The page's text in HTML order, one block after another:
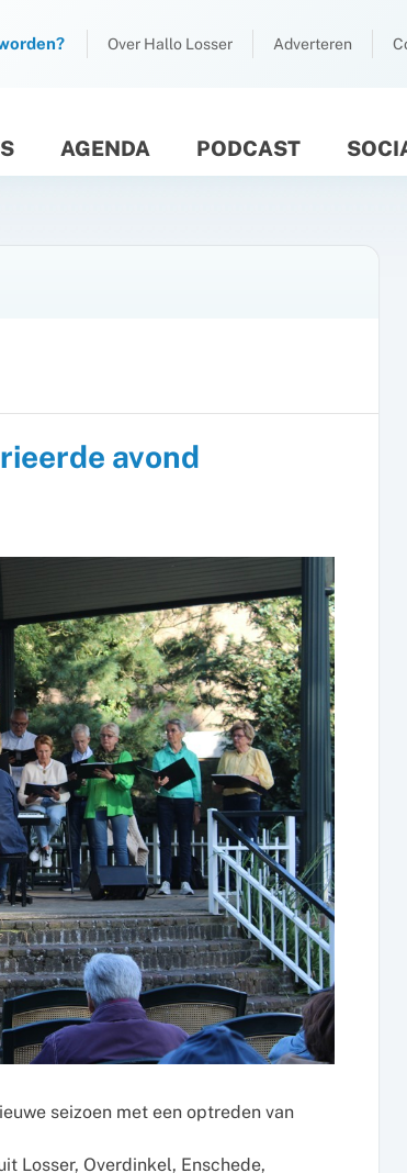
Over Hallo Losser Adverteren
AGENDA PODCAST
avond
seizoen met een optreden van
Losser, Overdinkel, Enschede,